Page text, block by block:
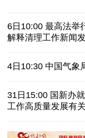
俄外交部说日本加
被曝酒驾、盗窃、
也门胡塞武装称袭
6日10:00 最高法举
解释清理工作新闻
4日10:30 中国气象
31日15:00 国新办
工作高质量发展有